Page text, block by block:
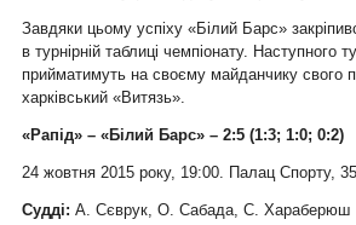
Завдяки цьому успіху «Білий Барс»
в турнірній таблиці чемпіонату. Наступного
прийматимуть на своєму майданчику свого
харківський «Витязь».
«Рапід» – «Білий Барс» – 2:5 (1:3; 1:0; 0:2)
24 жовтня 2015 року, 19:00. Палац Спорту,
Судді: А. Сєврук, О. Сабада, С. Хараберюш